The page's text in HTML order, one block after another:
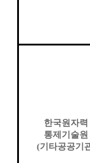
한국원자력
통제기술원
(기타공공기